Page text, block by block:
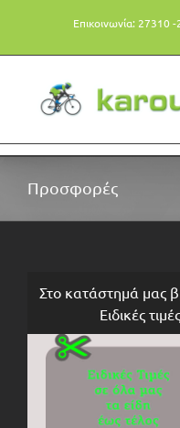
Επικοινωνία: 27310
Προσφορές
Στο κατάστημά μας
Ειδικές